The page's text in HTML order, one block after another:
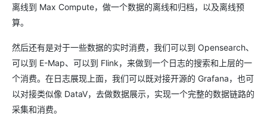
离线到 Max Compute，做一个数据的离线和归档，以及离线预
算。
然后还有是对于一些数据的实时消费，我们可以到 Opensearch、
可以到 E-Map、可以到 Flink，来做到一个日志的搜索和上层的一
个消费。在日志展现上面，我们可以既对接开源的 Grafana，也可
以对接类似像 DataV，去做数据展示，实现一个完整的数据链路的
采集和消费。